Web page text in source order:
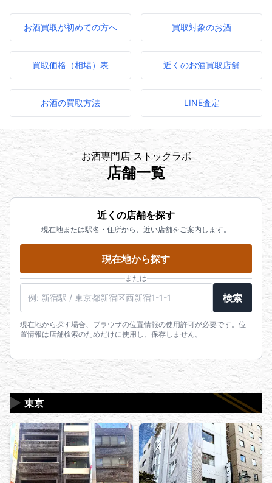
お酒買取が初めての方へ 買取対象のお酒
買取価格（相場）表 近くのお酒買取店舗
お酒の買取方法 LINE査定
お酒専門店 ストックラボ
店舗一覧
近くの店舗を探す
現在地または駅名・住所から、近い店舗をご案内します。
現在地から探す
または
検索
現在地から探す場合、ブラウザの位置情報の使用許可が必要です。位
置情報は店舗検索のためだけに使用し、保存しません。
東京
▶